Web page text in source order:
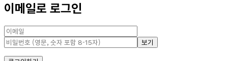
이메일로 로그인
보기